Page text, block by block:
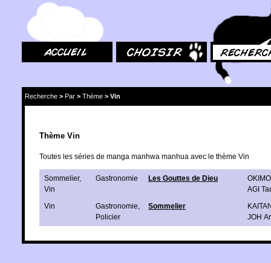
Recherche > Par > Thème > Vin
Thème Vin
Toutes les séries de manga manhwa manhua avec le thème Vin
Sommelier,
Vin
Gastronomie Les Gouttes de Dieu
AGI
Vin
Gastronomie
Policier
Sommelier
JOH